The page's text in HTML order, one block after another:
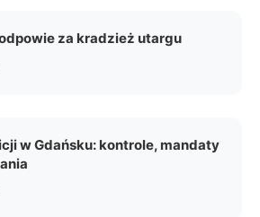
za kradzież utargu
w Gdańsku: kontrole, mandaty